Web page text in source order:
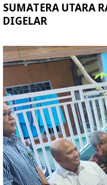
SUMATERA UTARA
DIGELAR